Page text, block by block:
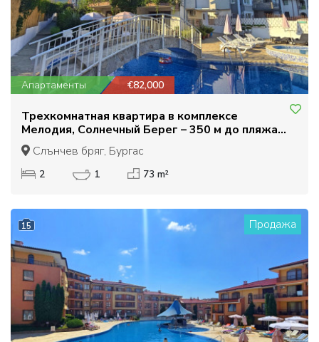
Апартаменты €82,000
Трехкомнатная квартира в комплексе
Мелодия, Солнечный Берег – 350 м до пляжа.
Низкая плата за обслуживание, отличная цена
Слънчев бряг, Бургас
2 1 73 m²
15 Продажа